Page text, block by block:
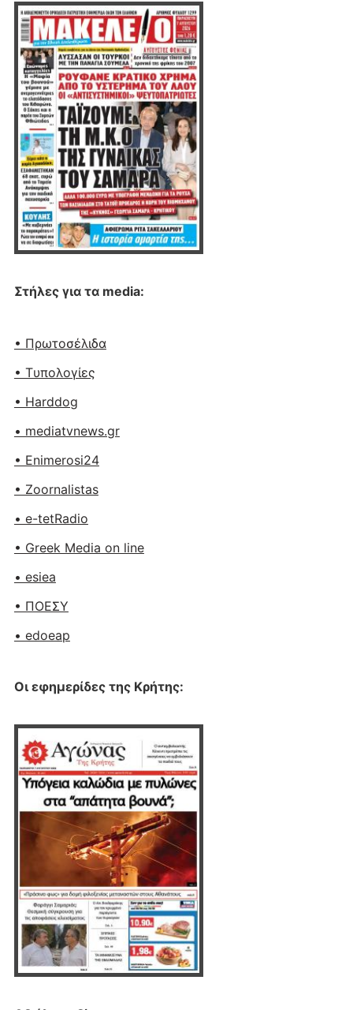
Στήλες για τα media:
• Πρωτοσέλιδα
• Tυπολογίες
• Harddog
• mediatvnews.gr
• Enimerosi24
• Zoornalistas
• e-tetRadio
• Greek Media on line
• esiea
• ΠΟΕΣΥ
• edoeap
Οι εφημερίδες της Κρήτης: